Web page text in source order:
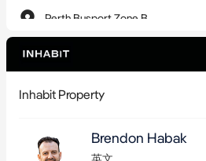
Perth Busport Zone B
East Perth
Mount Lawley
Inhabit Property
Brendon Habak
英文